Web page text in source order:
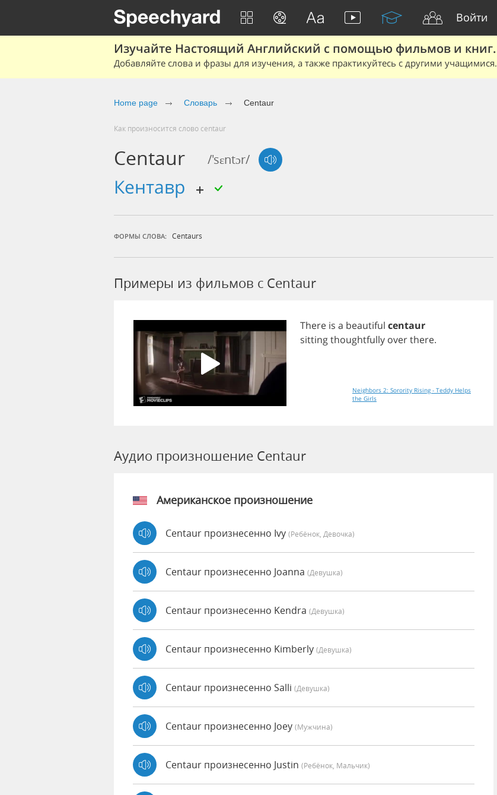
Войти
Изучайте Настоящий Английский с помощью фильмов и книг.
Добавляйте слова и фразы для изучения, а также практикуйтесь с другими учащимися.
Home page Словарь Centaur
Как произносится слово centaur
Centaur /'sɛntɔr/
кентавр
ФОРМЫ СЛОВА: Centaurs
Примеры из фильмов c Centaur
There is a beautiful centaur
sittingthoughtfully overthere.
Neighbors 2: Sorority Rising - Teddy Helps
the Girls
Аудио произношение Centaur
Американское произношение
Centaur произнесенно Ivy (Ребёнок, Девочка)
Centaur произнесенно Joanna (девушка)
Centaur произнесенно Kendra (девушка)
Centaur произнесенно Kimberly (девушка)
Centaur произнесенно Salli (девушка)
Centaur произнесенно Joey (мужчина)
Centaur произнесенно Justin (Ребёнок, Мальчик)